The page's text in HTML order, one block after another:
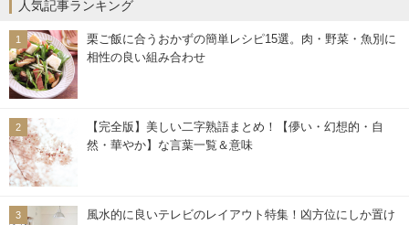
人気記事ランキング
栗ご飯に合うおかずの簡単レシピ15選。肉・野菜・魚別に
相性の良い組み合わせ
【完全版】美しい二字熟語まとめ！【儚い・幻想的・自
然・華やか】な言葉一覧＆意味
風水的に良いテレビのレイアウト特集！凶方位にしか置け